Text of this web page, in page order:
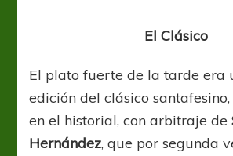
El Clásico
El plato fuerte de la tarde era
edición del clásico
en el historial, con arbitraje de
Hernández, que por segunda